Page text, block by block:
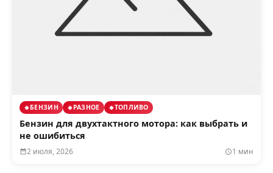
БЕНЗИН РАЗНОЕ ТОПЛИВО
Бензин для двухтактного мотора: как выбрать и
не ошибиться
2 июля, 2026 1 мин